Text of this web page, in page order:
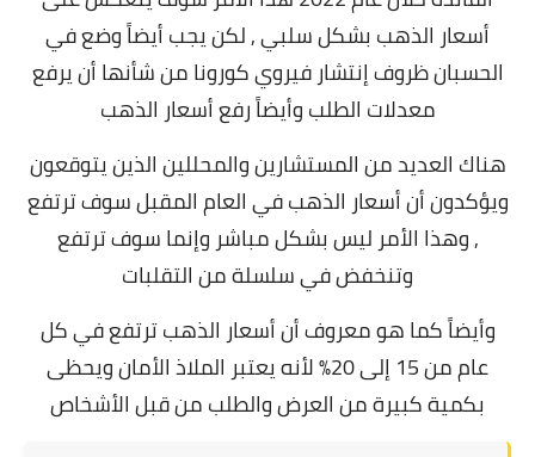
أسعار الذهب بشكل سلبي , لكن يجب أيضاً وضع في
الحسبان ظروف إنتشار فيروي كورونا من شأنها أن يرفع
معدلات الطلب وأيضاً رفع أسعار الذهب
هناك العديد من المستشارين والمحللين الذين يتوقعون
ويؤكدون أن أسعار الذهب في العام المقبل سوف ترتفع
, وهذا الأمر ليس بشكل مباشر وإنما سوف ترتفع
وتنخفض في سلسلة من التقلبات
وأيضاً كما هو معروف أن أسعار الذهب ترتفع في كل
عام من 15 إلى 20% لأنه يعتبر الملاذ الأمان ويحظى
بكمية كبيرة من العرض والطلب من قبل الأشخاص